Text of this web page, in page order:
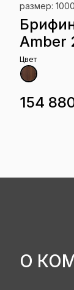
размер:
Amber
Цвет
154
О